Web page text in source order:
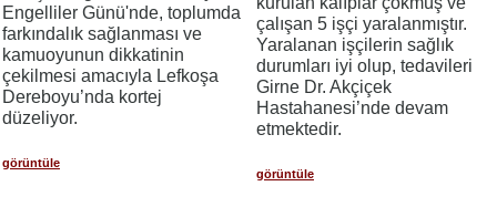
Engelliler Günü'nde, toplumda
farkındalık sağlanması ve
kamuoyunun dikkatinin
çekilmesi amacıyla Lefkoşa
Dereboyu’nda kortej
düzeliyor.
görüntüle
çalışan 5 işçi yaralanmıştır.
Yaralanan işçilerin sağlık
durumları iyi olup, tedavileri
Girne Dr. Akçiçek
Hastahanesi’nde devam
etmektedir.
görüntüle